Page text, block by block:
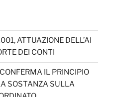
er
T
u
b
e
C
ATTUAZIONE DELL’AI
DEI CONTI
IL PRINCIPIO
SOSTANZA SULLA